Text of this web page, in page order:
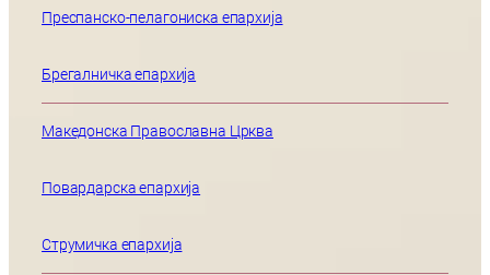
Преспанско-пелагониска епархија
Брегалничка епархија
Македонска Православна Црква
Повардарска епархија
Струмичка епархија